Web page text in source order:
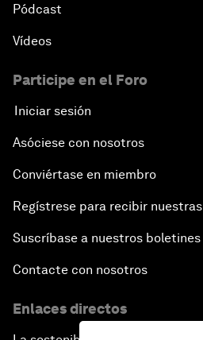
Pódcast
Vídeos
Participe en el Foro
Iniciar sesión
Asóciese con nosotros
Conviértase en miembro
Regístrese para recibir
Suscríbase a nuestros boletines
Contacte con nosotros
Enlaces directos